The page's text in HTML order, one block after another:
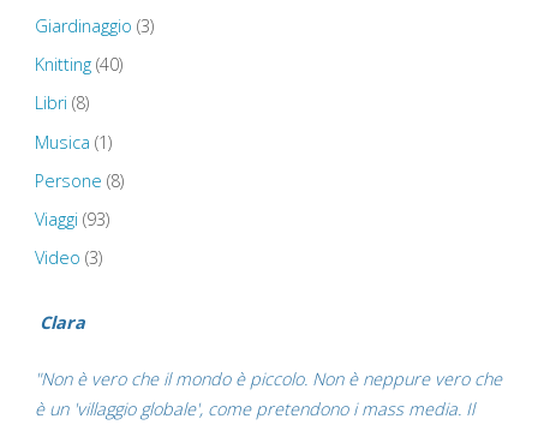
Giardinaggio (3)
Knitting(40)
Libri (8)
Musica (1)
Persone (8)
Viaggi (93)
Video (3)
Clara
"Non è vero che il mondo è piccolo. Non è neppure vero che
è un 'villaggio globale', come pretendono i mass media. Il